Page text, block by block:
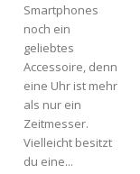
Smartphones
noch ein
geliebtes
Accessoire, denn
eine Uhr ist mehr
als nur ein
Zeitmesser.
Vielleicht besitzt
du eine...